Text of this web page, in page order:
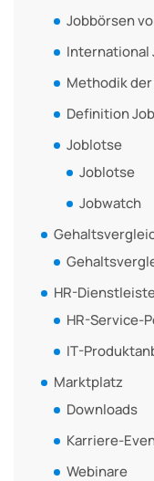
Jobbörsen
International
Methodik
Definition
Joblotse
Joblotse
Jobwatch
HR-
HR-Service-
IT-
Marktplatz
Downloads
Karriere-
Webinare